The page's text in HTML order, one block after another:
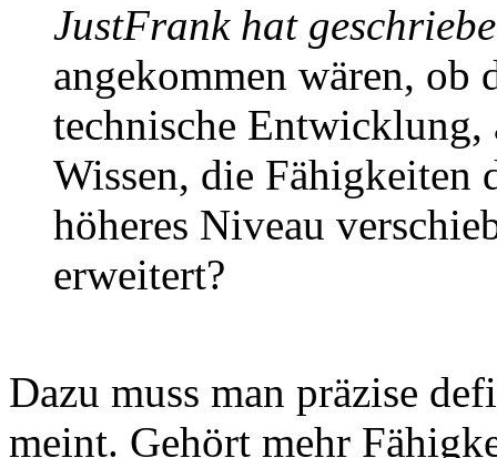
JustFrank hat
angekommen wären, ob
technische Entwicklung,
Wissen, die Fähigkeiten
höheres Niveau
erweitert?
Dazu muss man präzise
meint. Gehört mehr